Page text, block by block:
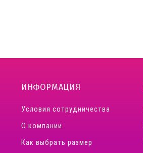
ИНФОРМАЦИЯ
Условия сотрудничества
О компании
Как выбрать размер